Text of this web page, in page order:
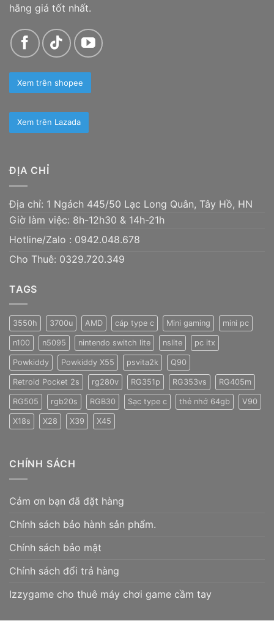
hãng giá tốt nhất.
Xem trên shopee
Xem trên Lazada
ĐỊA CHỈ
Địa chỉ: 1 Ngách 445/50 Lạc Long Quân, Tây Hồ, HN
Giờ làm việc: 8h-12h30 & 14h-21h
Hotline/Zalo : 0942.048.678
Cho Thuê: 0329.720.349
TAGS
3550h 3700u AMD cáp type c Mini gaming mini pc
n100 n5095 nintendo switch lite nslite pc itx
Powkiddy Powkiddy X55 psvita2k Q90
Retroid Pocket 2s rg280v RG351p RG353vs RG405m
RG505 rgb20s RGB30 Sạc type c thẻ nhớ 64gb V90
X18s X28 X39 X45
CHÍNH SÁCH
Cảm ơn bạn đã đặt hàng
Chính sách bảo hành sản phẩm.
Chính sách bảo mật
Chính sách đổi trả hàng
Izzygame cho thuê máy chơi game cầm tay